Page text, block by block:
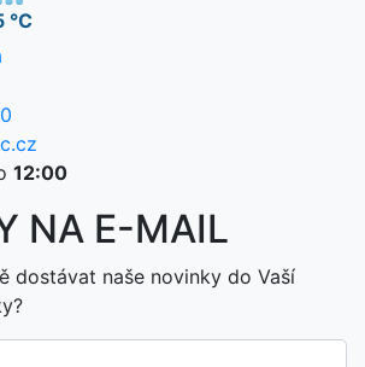
°C
12:00
NA E-MAIL
dostávat naše novinky do Vaší